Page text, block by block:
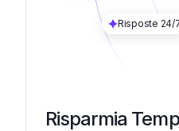
Risposte 24/
Risparmia